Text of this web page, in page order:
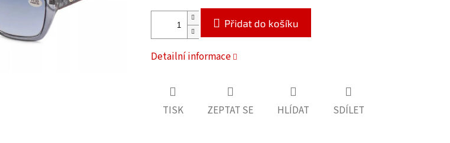
Přidat do košíku
Detailní informace
TISK ZEPTAT SE HLÍDAT SDÍLET